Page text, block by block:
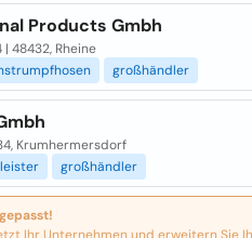
Products Gmbh
| 48432, Rheine
großhändler
Krumhermersdorf
großhändler